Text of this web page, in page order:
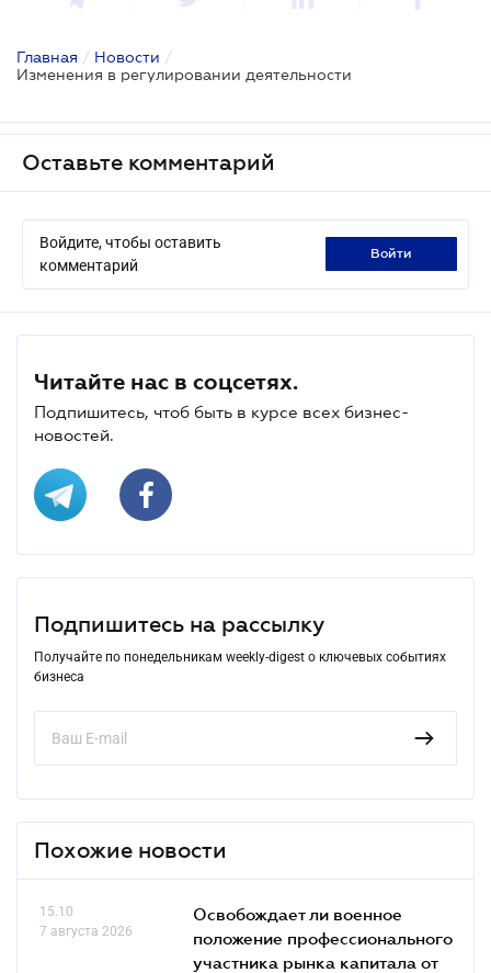
Главная / Новости /
Изменения в регулировании деятельности
Оставьте комментарий
Войдите, чтобы оставить
комментарий
войти
Читайте нас в соцсетях.
Подпишитесь, чтоб быть в курсе всех бизнес-
новостей.
Подпишитесь на рассылку
Получайте по понедельникам weekly-digest о ключевых событиях
бизнеса
Похожие новости
15.10
7 августа 2026
Освобождает ли военное
положение профессионального
участника рынка капитала от